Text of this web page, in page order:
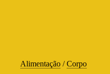
Alimentação /Corpo